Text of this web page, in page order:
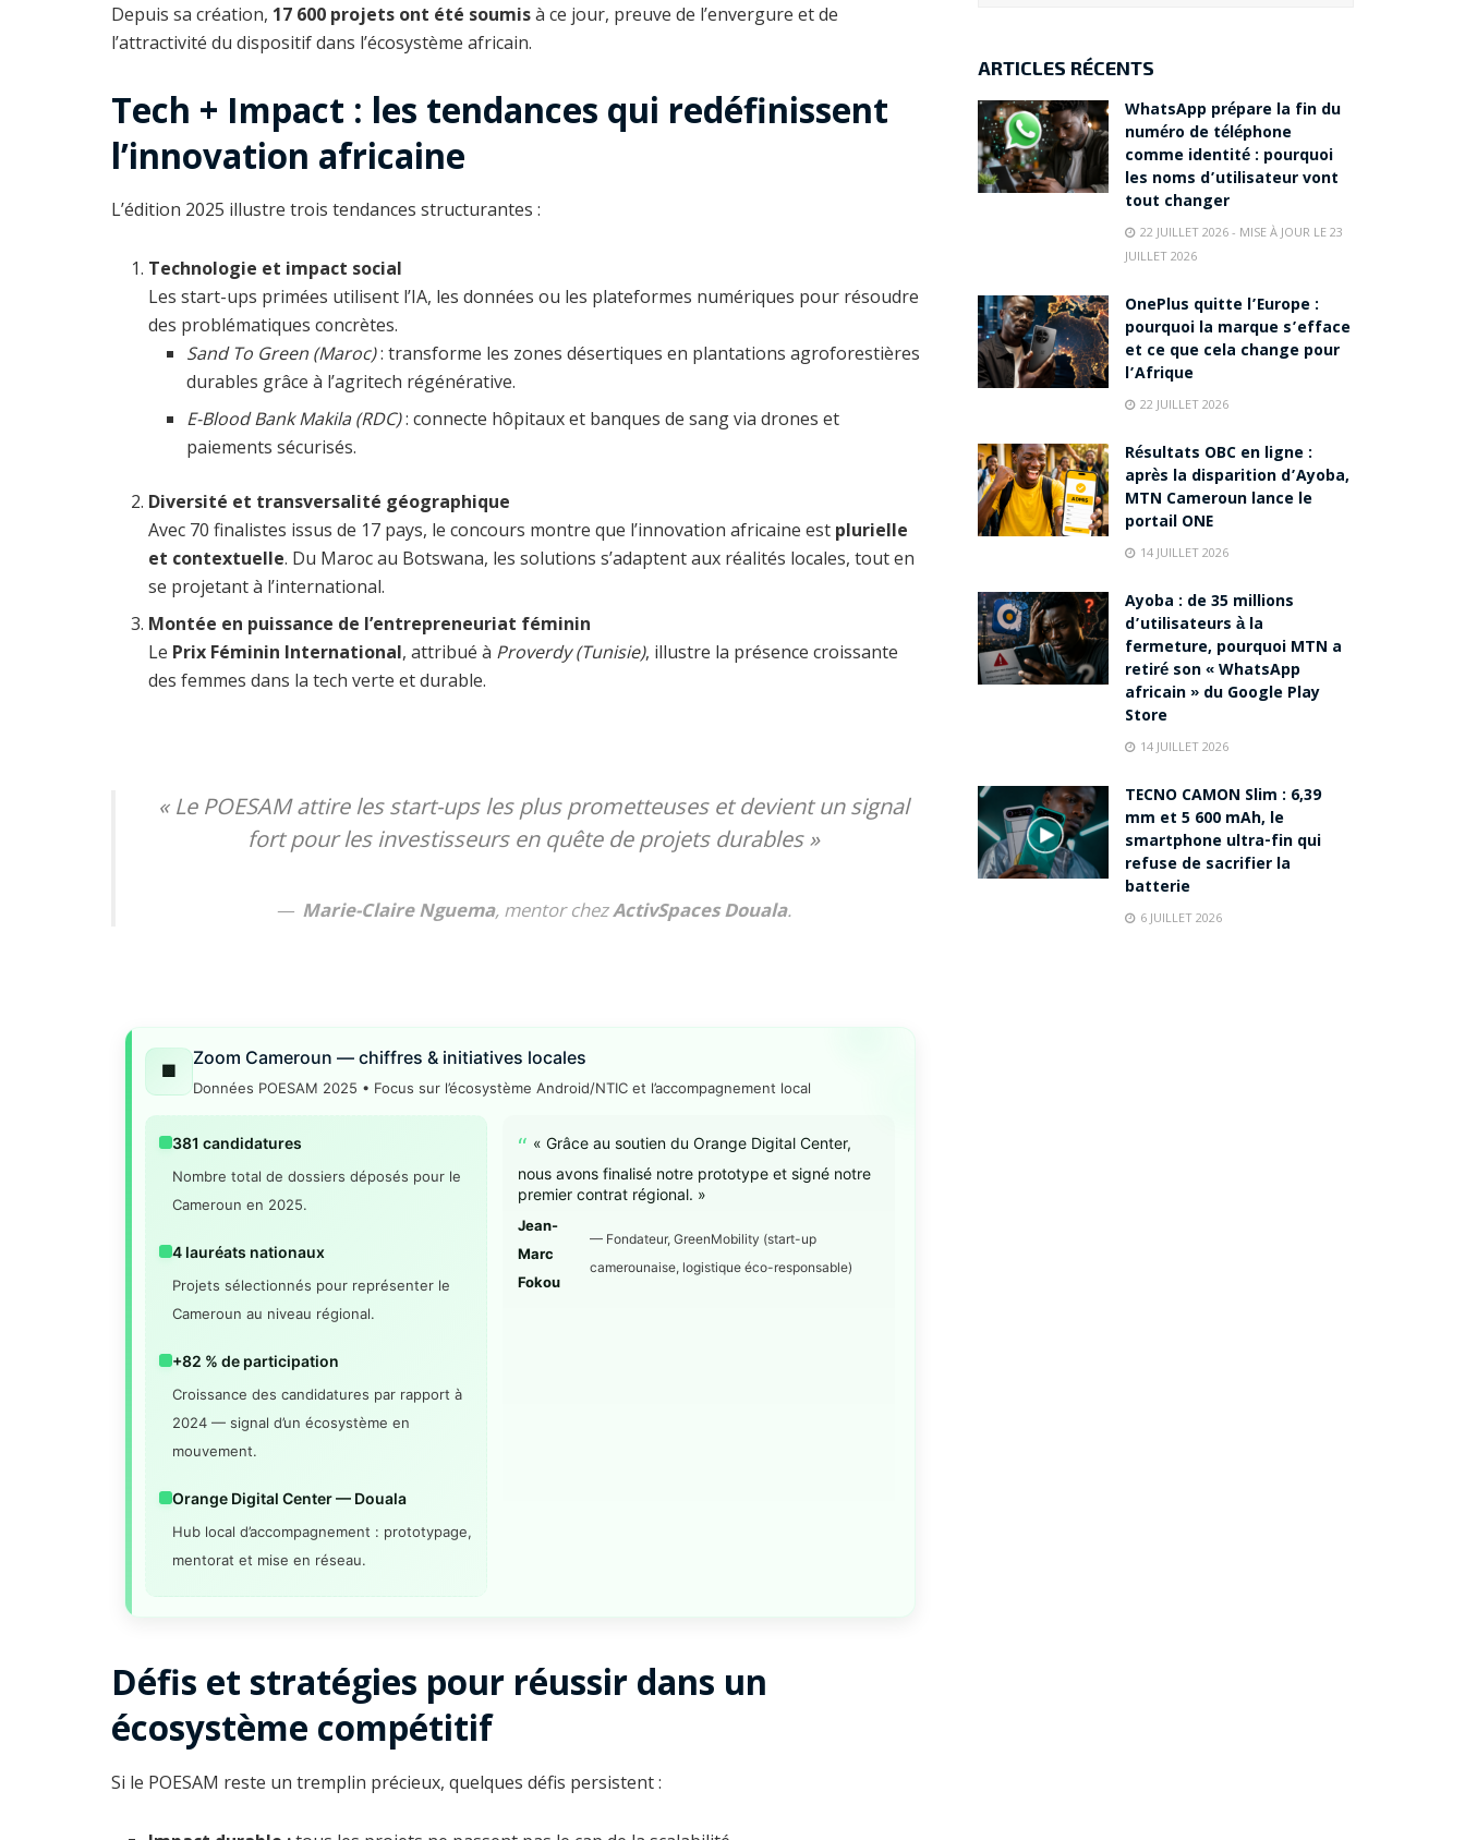
Depuis sa création, 17 600 projets ont été soumisà ce jour, preuve de l’envergure et de
l’attractivité du dispositif dans l’écosystème africain.
Tech + Impact : les tendances qui redéfinissent
l’innovation africaine
L’édition 2025 illustre trois tendances structurantes :
Technologie et impact social
Les start-ups primées utilisent l’IA, les données ou les plateformes numériques pour résoudre
des problématiques concrètes.
Sand To Green (Maroc): transforme les zones désertiques en plantations agroforestières
durables grâce à l’agritech régénérative.
E-Blood Bank Makila (RDC): connecte hôpitaux et banques de sang via drones et
paiements sécurisés.
Diversité et transversalité géographique
Avec 70 finalistes issus de 17 pays, le concours montre que l’innovation africaine est plurielle
et contextuelle. Du Maroc au Botswana, les solutions s’adaptent aux réalités locales, tout en
se projetant à l’international.
Montée en puissance de l’entrepreneuriat féminin
Le Prix Féminin International, attribué à Proverdy (Tunisie), illustre la présence croissante
des femmes dans la tech verte et durable.
« Le POESAM attire les start-ups les plus prometteuses et devient un signal
fort pour les investisseurs en quête de projets durables »
Marie-Claire Nguema, mentor chezActivSpaces Douala.
🟩
Zoom Cameroun — chiffres & initiatives locales
Données POESAM 2025 • Focus sur l’écosystème Android/NTIC et l’accompagnement local
381 candidatures
Nombre total de dossiers déposés pour le
Cameroun en 2025.
4 lauréats nationaux
Projets sélectionnés pour représenter le
Cameroun au niveau régional.
+82 % de participation
Croissance des candidatures par rapport à
2024 — signal d’un écosystème en
mouvement.
Orange Digital Center — Douala
Hub local d’accompagnement : prototypage,
mentorat et mise en réseau.
« Grâce au soutien du Orange Digital Center,
nous avons finalisé notre prototype et signé notre
premier contrat régional. »
Jean-
Marc
Fokou
— Fondateur, GreenMobility (start-up
camerounaise, logistique éco-responsable)
Défis et stratégies pour réussir dans un
écosystème compétitif
Si le POESAM reste un tremplin précieux, quelques défis persistent :
ARTICLES RÉCENTS
WhatsApp prépare la fin du
numéro de téléphone
comme identité : pourquoi
les noms d’utilisateur vont
tout changer
22 JUILLET 2026 - MISE À JOUR LE 23
JUILLET 2026
OnePlus quitte l’Europe :
pourquoi la marque s’efface
et ce que cela change pour
l’Afrique
22 JUILLET 2026
Résultats OBC en ligne :
après la disparition d’Ayoba,
MTN Cameroun lance le
portail ONE
14 JUILLET 2026
Ayoba : de 35 millions
d’utilisateurs à la
fermeture, pourquoi MTN a
retiré son « WhatsApp
africain » du Google Play
Store
14 JUILLET 2026
TECNO CAMON Slim : 6,39
mm et 5 600 mAh, le
smartphone ultra-fin qui
refuse de sacrifier la
batterie
6 JUILLET 2026